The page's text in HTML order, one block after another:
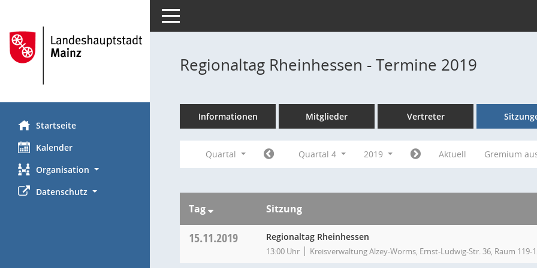
Startseite
Kalender
Organisation
Datenschutz
Toggle navigation
Regionaltag Rheinhessen - Termine 2019
Informationen Mitglieder Vertreter
Quartal Quartal 4 2019 Aktuell Gremium
Tag Sitzung
15.11.2019 Regionaltag Rheinhessen
13:00 Uhr Kreisverwaltung Alzey-Worms, Ernst-Ludwig-Str. 36, Raum 119-